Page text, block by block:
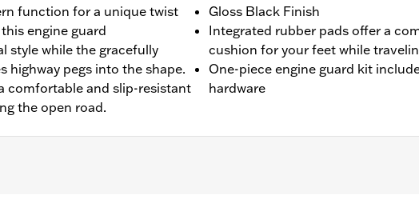
function for a unique twist
engine guard
style while the gracefully
highway pegs into the shape.
comfortable and slip-resistant
the open road.
Gloss Black Finish
Integrated rubber pads offer a
cushion for your feet while
One-piece engine guard kit
hardware